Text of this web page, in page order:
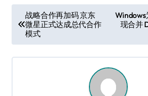
章
导
航
战略合作再加码 京东
微星正式达成总代合作
模式
现合并